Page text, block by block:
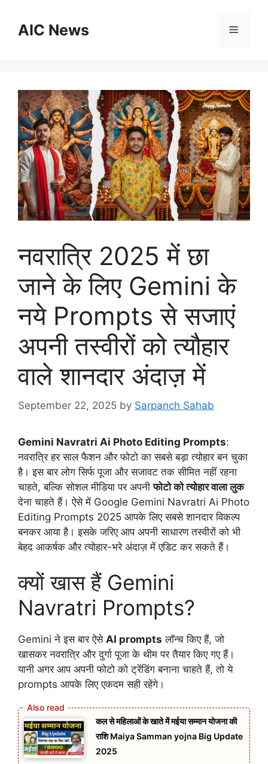
contentAIC News Menu
नवरात्रि 2025 में छा
जाने के लिए Gemini के
नये Prompts से सजाएं
अपनी तस्वीरों को त्यौहार
वाले शानदार अंदाज़ में
September 22, 2025 by Sarpanch Sahab
Gemini Navratri Ai Photo Editing Prompts:
नवरात्रि हर साल फैशन और फोटो का सबसे बड़ा त्योहार बन चुका
है। इस बार लोग सिर्फ पूजा और सजावट तक सीमित नहीं रहना
चाहते, बल्कि सोशल मीडिया पर अपनीफोटो को त्योहार वाला लुक
देना चाहते हैं। ऐसे में Google Gemini Navratri Ai Photo
Editing Prompts 2025 आपके लिए सबसे शानदार विकल्प
बनकर आया है। इसके जरिए आप अपनी साधारण तस्वीरों को भी
बेहद आकर्षक और त्योहार-भरे अंदाज़ में एडिट कर सकते हैं।
क्यों खास हैं Gemini
Navratri Prompts?
Gemini ने इस बार ऐसे AI prompts लॉन्च किए हैं, जो
खासकर नवरात्रि और दुर्गा पूजा के थीम पर तैयार किए गए हैं।
यानी अगर आप अपनी फोटो को ट्रेंडिंग बनाना चाहते हैं, तो ये
prompts आपके लिए एकदम सही रहेंगे।
कल से महिलाओं के खाते में मईया सम्मान योजना की
राशि Maiya Samman yojna Big Update
2025